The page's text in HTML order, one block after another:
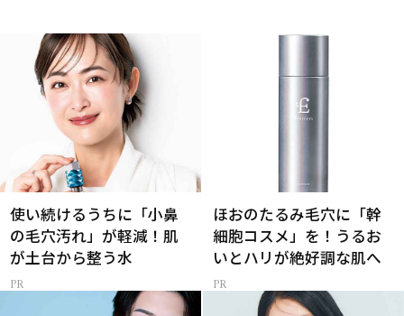
使い続けるうちに「小鼻
の毛穴汚れ」が軽減！肌
が土台から整う水
ほおのたるみ毛穴に「幹
細胞コスメ」を！うるお
いとハリが絶好調な肌へ